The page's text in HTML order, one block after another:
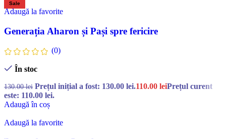
Sale
Adaugă la favorite
Generația Aharon și Pași spre fericire
(0)
În stoc
130.00lei Prețul inițial a fost: 130.00 lei.110.00 leiPrețul curent
este: 110.00 lei.
Adaugă în coș
Adaugă la favorite